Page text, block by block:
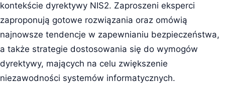
kontekście dyrektywy NIS2. Zaproszeni eksperci
zaproponują gotowe rozwiązania oraz omówią
najnowsze tendencje w zapewnianiu bezpieczeństwa,
a także strategie dostosowania się do wymogów
dyrektywy, mających na celu zwiększenie
niezawodności systemów informatycznych.